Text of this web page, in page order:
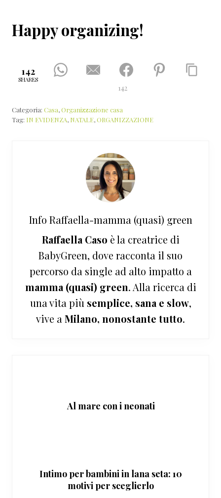
Happy organizing!
142
SHARES
142
Categoria: Casa,Organizzazione casa
Tag: IN EVIDENZA, NATALE,ORGANIZZAZIONE
Info Raffaella-mamma (quasi) green
Raffaella Caso è la creatrice di
BabyGreen, dove racconta il suo
percorso da single ad alto impatto a
mamma (quasi) green. Alla ricerca di
una vita più semplice, sana e slow,
vive a Milano, nonostante tutto.
Al mare con i neonati
Intimo per bambini in lana seta: 10
motivi per sceglierlo